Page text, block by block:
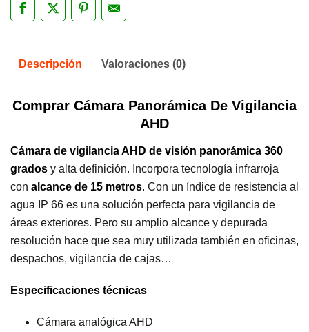
Descripción Valoraciones (0)
Comprar Cámara Panorámica De Vigilancia
AHD
Cámara de vigilancia AHD de visión panorámica 360
grados y alta definición. Incorpora tecnología infrarroja
con alcance de 15 metros. Con un índice de resistencia al
agua IP 66 es una solución perfecta para vigilancia de
áreas exteriores. Pero su amplio alcance y depurada
resolución hace que sea muy utilizada también en oficinas,
despachos, vigilancia de cajas…
Especificaciones técnicas
Cámara analógica AHD